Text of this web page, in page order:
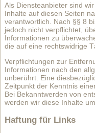
Als Diensteanbieter sind
Inhalte auf diesen Seiten
verantwortlich. Nach §§ 8
jedoch nicht verpflichtet,
Informationen zu
die auf eine rechtswidrige
Verpflichtungen zur
Informationen nach den
unberührt. Eine
Zeitpunkt der Kenntnis
Bei Bekanntwerden von
werden wir diese Inhalte
Haftung für Links